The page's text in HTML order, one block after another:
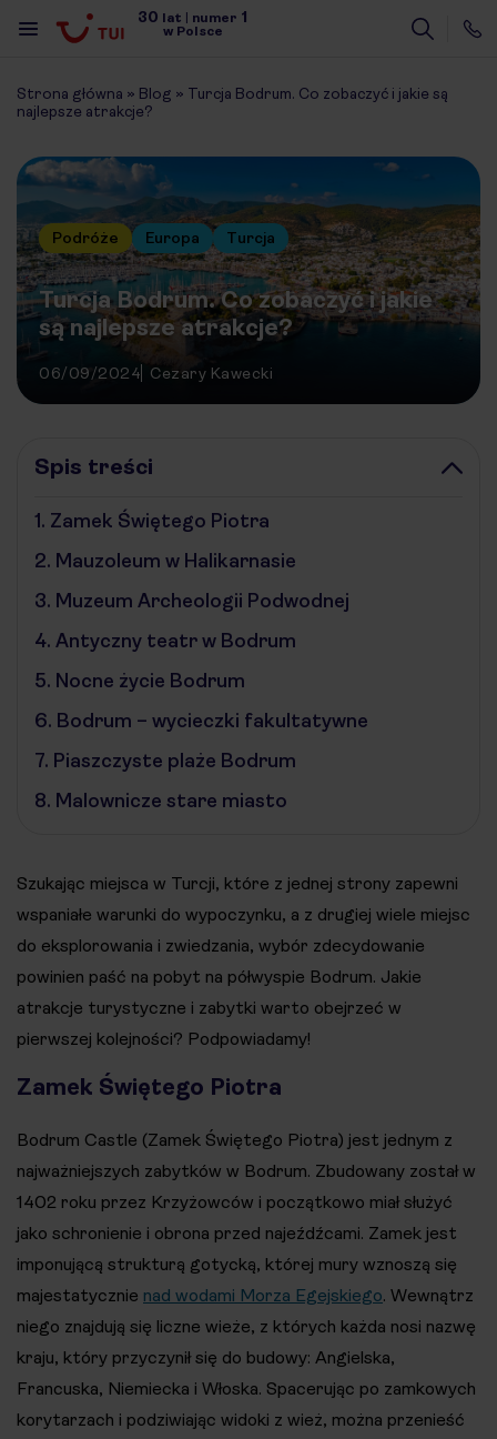
30 lat | numer 1
w Polsce
Strona główna » Blog » Turcja Bodrum. Co zobaczyć i jakie są
najlepsze atrakcje?
Podróże Europa Turcja
Turcja Bodrum. Co zobaczyć i jakie
są najlepsze atrakcje?
06/09/2024 Cezary Kawecki
Spis treści
1. Zamek Świętego Piotra
2. Mauzoleum w Halikarnasie
3. Muzeum Archeologii Podwodnej
4. Antyczny teatr w Bodrum
5. Nocne życie Bodrum
6. Bodrum – wycieczki fakultatywne
7. Piaszczyste plaże Bodrum
8. Malownicze stare miasto
Szukając miejsca w Turcji, które z jednej strony zapewni
wspaniałe warunki do wypoczynku, a z drugiej wiele miejsc
do eksplorowania i zwiedzania, wybór zdecydowanie
powinien paść na pobyt na półwyspie Bodrum. Jakie
atrakcje turystyczne i zabytki warto obejrzeć w
pierwszej kolejności? Podpowiadamy!
Zamek Świętego Piotra
Bodrum Castle (Zamek Świętego Piotra) jest jednym z
najważniejszych zabytków w Bodrum. Zbudowany został w
1402 roku przez Krzyżowców i początkowo miał służyć
jako schronienie i obrona przed najeźdźcami. Zamek jest
imponującą strukturą gotycką, której mury wznoszą się
majestatycznie nad wodami Morza Egejskiego. Wewnątrz
niego znajdują się liczne wieże, z których każda nosi nazwę
kraju, który przyczynił się do budowy: Angielska,
Francuska, Niemiecka i Włoska​​. Spacerując po zamkowych
korytarzach i podziwiając widoki z wież, można przenieść